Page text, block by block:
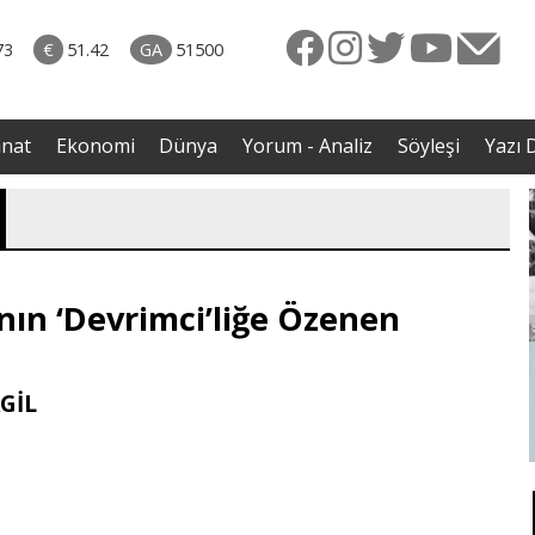
€ 51.42 GA 51500
• Gannuşi'nin serbest bırakılması için çağrı
Ekonomi Dünya Yorum - Analiz Söyleşi Yazı
‘Devrimci’liğe Özenen